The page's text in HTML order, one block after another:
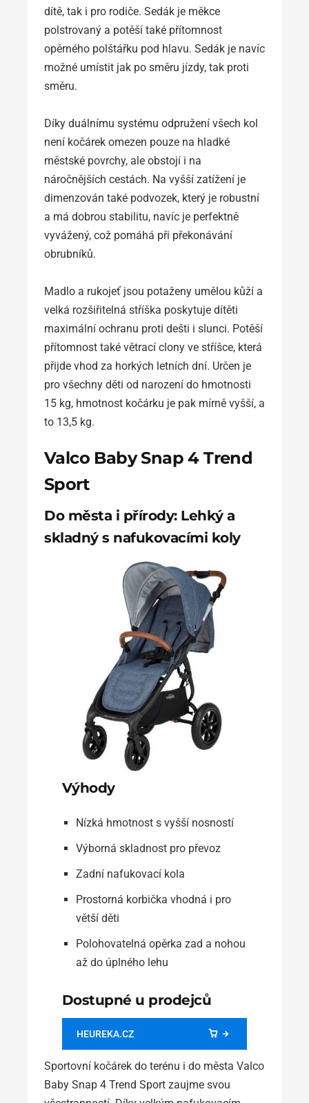
dítě, tak i pro rodiče. Sedák je měkce
polstrovaný a potěší také přítomnost
opěrného polštářku pod hlavu. Sedák je navíc
možné umístit jak po směru jízdy, tak proti
směru.
Díky duálnímu systému odpružení všech kol
není kočárek omezen pouze na hladké
městské povrchy, ale obstojí i na
náročnějších cestách. Na vyšší zatížení je
dimenzován také podvozek, který je robustní
a má dobrou stabilitu, navíc je perfektně
vyvážený, což pomáhá při překonávání
obrubníků.
Madlo a rukojeť jsou potaženy umělou kůží a
velká rozšiřitelná stříška poskytuje dítěti
maximální ochranu proti dešti i slunci. Potěší
přítomnost také větrací clony ve stříšce, která
přijde vhod za horkých letních dní. Určen je
pro všechny děti od narození do hmotnosti
15 kg, hmotnost kočárku je pak mírně vyšší, a
to 13,5 kg.
Valco Baby Snap 4 Trend
Sport
Do města i přírody: Lehký a
skladný s nafukovacími koly
Výhody
Nízká hmotnost s vyšší nosností
Výborná skladnost pro převoz
Zadní nafukovací kola
Prostorná korbička vhodná i pro
větší děti
Polohovatelná opěrka zad a nohou
až do úplného lehu
Dostupné u prodejců
HEUREKA.CZ
Sportovní kočárek do terénu i do města Valco
Baby Snap 4 Trend Sport zaujme svou